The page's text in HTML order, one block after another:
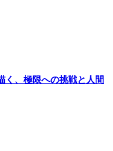
く、極限への挑戦と人間